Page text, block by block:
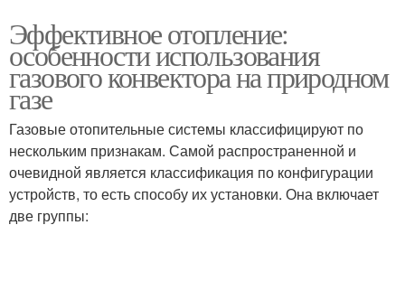
Эффективное отопление:
особенности использования
газового конвектора на природном
газе
Газовые отопительные системы классифицируют по
нескольким признакам. Самой распространенной и
очевидной является классификация по конфигурации
устройств, то есть способу их установки. Она включает
две группы: